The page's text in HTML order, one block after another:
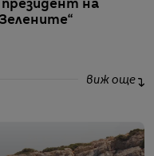
на
виж още